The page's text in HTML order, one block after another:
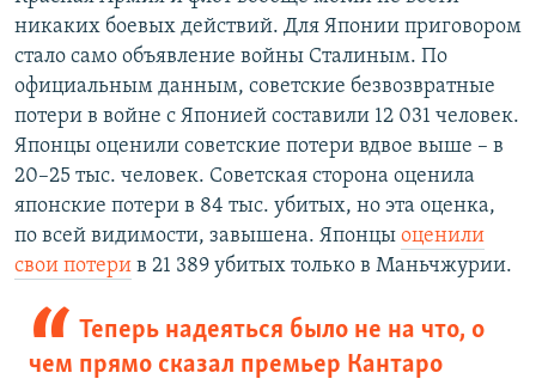
никаких боевых действий. Для Японии приговором
стало само объявление войны Сталиным. По
официальным данным, советские безвозвратные
потери в войне с Японией составили 12 031 человек.
Японцы оценили советские потери вдвое выше – в
20–25 тыс. человек. Советская сторона оценила
японские потери в 84 тыс. убитых, но эта оценка,
по всей видимости, завышена. Японцы оценили
свои потери в 21 389 убитых только в Маньчжурии.
Теперь надеяться было не на что, о
чем прямо сказал премьер Кантаро